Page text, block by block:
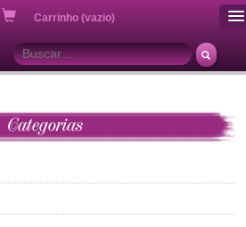
Carrinho (vazio)
Categorias